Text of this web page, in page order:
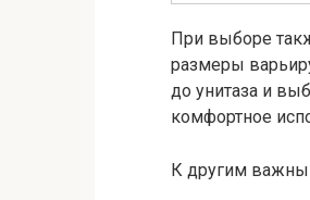
При выборе
размеры
до унитаза и
комфортное
К другим